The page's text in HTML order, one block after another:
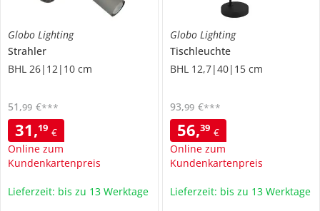
Globo Lighting
Strahler
BHL 26|12|10 cm
31,19 €
Online zum
Kundenkartenpreis
51 ,99 €***
Lieferzeit: bis zu 13 Werktage
Globo Lighting
Tischleuchte
BHL 12,7|40|15 cm
56,39 €
Online zum
Kundenkartenpreis
93,99 €***
Lieferzeit: bis zu 13 Werktage